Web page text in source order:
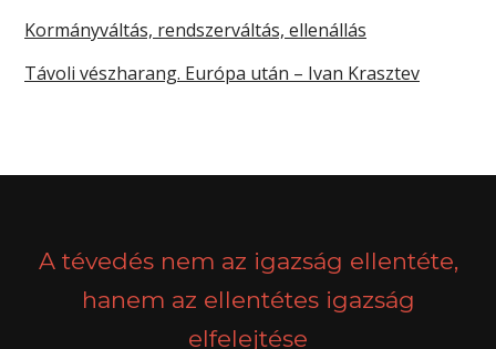
Kormányváltás, rendszerváltás, ellenállás
Távoli vészharang. Európa után – Ivan Krasztev
A tévedés nem az igazság ellentéte,
hanem az ellentétes igazság
elfelejtése